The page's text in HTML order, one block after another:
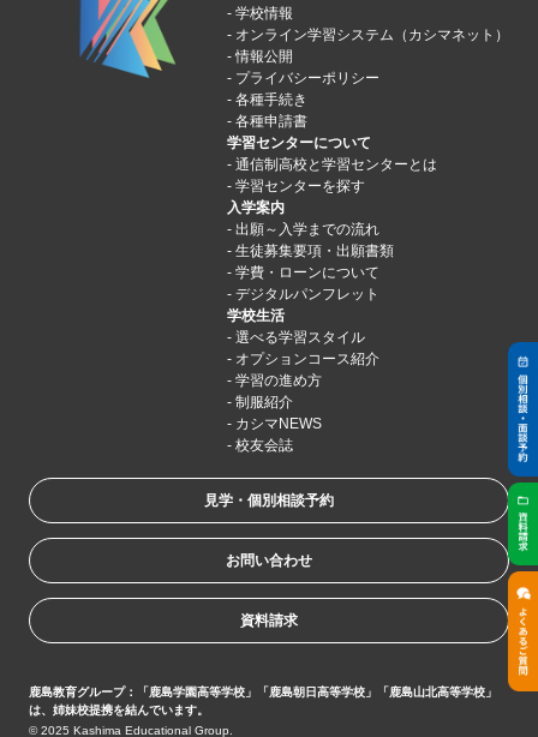
学校情報
オンライン学習システム（カシマネット）
情報公開
プライバシーポリシー
各種手続き
各種申請書
学習センターについて
通信制高校と学習センターとは
学習センターを探す
入学案内
出願～入学までの流れ
生徒募集要項・出願書類
学費・ローンについて
デジタルパンフレット
学校生活
選べる学習スタイル
オプションコース紹介
学習の進め方
制服紹介
カシマNEWS
校友会誌
見学・個別相談予約
お問い合わせ
資料請求
鹿島教育グループ：「鹿島学園高等学校」「鹿島朝日高等学校」「鹿島山北高等学校」
は、姉妹校提携を結んでいます。
© 2025 Kashima Educational Group.